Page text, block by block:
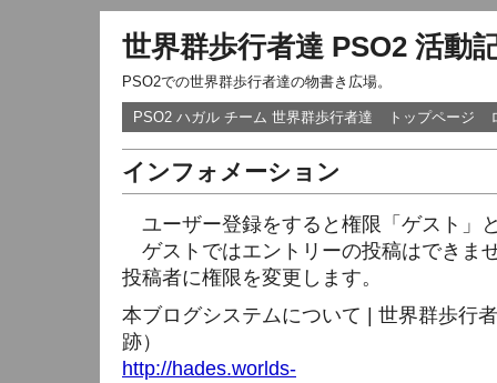
世界群歩行者達 PSO2 活動
PSO2での世界群歩行者達の物書き広場。
PSO2 ハガル チーム 世界群歩行者達 トップページ
インフォメーション
ユーザー登録をすると権限「ゲスト」
ゲストではエントリーの投稿はできま
投稿者に権限を変更します。
本ブログシステムについて | 世界群歩行
跡）
http://hades.worlds-